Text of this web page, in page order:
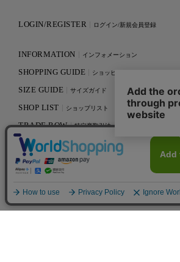
LOGIN/REGISTER ログイン/新規会員登録
INFORMATION インフォメーション
SHOPPING GUIDE ショッピングガイド
SIZE GUIDE サイズガイド
SHOP LIST ショップリスト
TRADE ROW 特定商取引法
PRIVACY POLICY プライバシーポリシー
CONTACT お問い合わせ